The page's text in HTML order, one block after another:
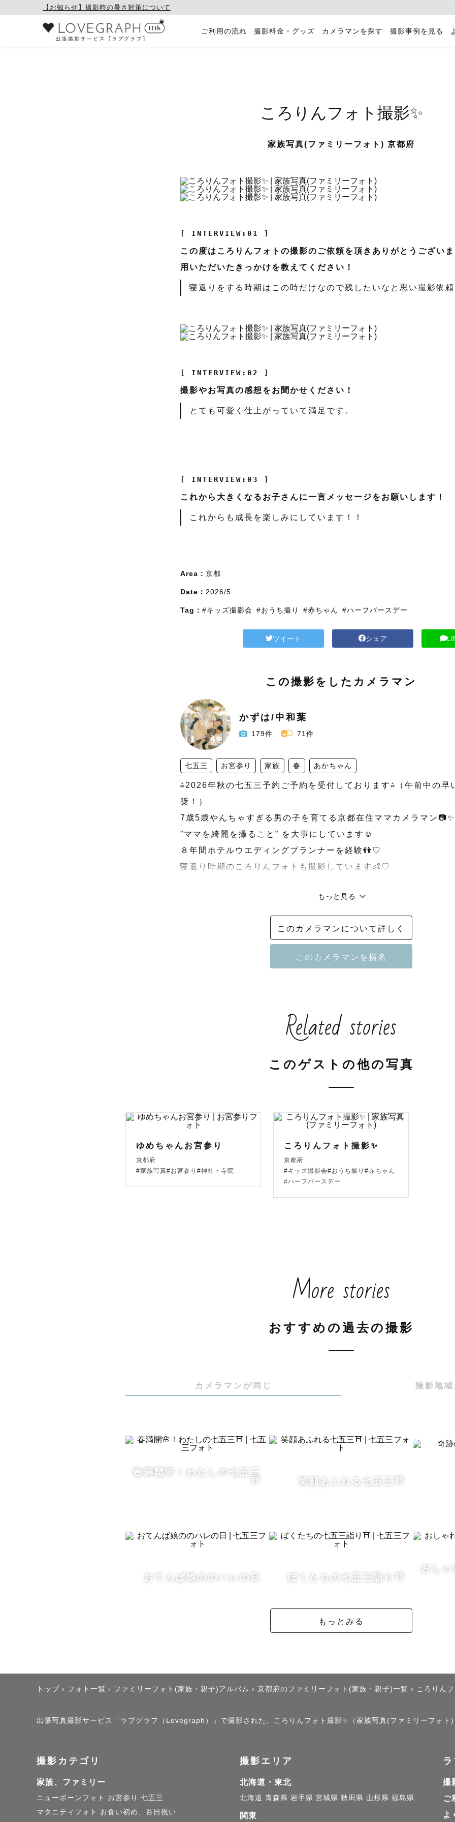
【お知らせ】撮影時の暑さ対策について
ご利用の流れ 撮影料金・グッズ カメラマンを探す 撮影事例を見る
ころりんフォト撮影✨
家族写真(ファミリーフォト) 京都府
[ INTERVIEW:01 ]
この度はころりんフォトの撮影のご依頼を頂きありがとうござい
用いただいたきっかけを教えてください！
寝返りをする時期はこの時だけなので残したいなと思い撮影依
[ INTERVIEW:02 ]
撮影やお写真の感想をお聞かせください！
とても可愛く仕上がっていて満足です。
[ INTERVIEW:03 ]
これから大きくなるお子さんに一言メッセージをお願いします！
これからも成長を楽しみにしています！！
Area： 京都
Date： 2026/5
Tag： #キッズ撮影会 #おうち撮り #赤ちゃん #ハーフバースデー
ツイート シェア
この撮影をしたカメラマン
かずは/中和葉
179件 71件
七五三 お宮参り 家族 春 あかちゃん
⁂2026年秋の七五三予約ご予約を受付しております⁂（午前中の早
奨！）
7歳5歳やんちゃすぎる男の子を育てる京都在住ママカメラマン📷✨
”ママを綺麗を撮ること” を大事にしています☺︎
８年間ホテルウエディングプランナーを経験👫♡
寝返り時期のころりんフォトも撮影しています👶♡
撮影に対する想いなどを下記に綴っています☺️
･.｡ ｡:* .･ﾟ.ﾟ･. ｡:* .･ﾟ.ﾟ･.  ｡:* .･ﾟ.ﾟ･.  ｡:* .･ﾟ.ﾟ･.  ｡:* .･ﾟ.ﾟ･.
関西ラブグラファーのかずはです🌿
大切な記念日や日常の幸せを一緒にカタチに残していきましょう☺️
っていきたいと思ってます！
いつ見返してもあったかい気持ちになるような思い出深い1枚1枚
影させていただきます！
＊撮影経験の多い京都の神社＊
で何卒ご了承くださいませ。
人に日々鍛えてもらっているので、
ぜひ、お宮参りや七五三の撮影をさせてください👘
泣いたって、イヤイヤしたって、恥ずかしがっても全然大丈夫！！
どうぞご安心してお任せください。"ありのままのいま” を残しま
どんなお子様もみんな違ってみんな良いのです☺️
着物を着てくれるかな？ちゃんと立ってくれるかな？グズらない
そして、当日。見事に不安は的中！
はちゃめちゃな写真になったのですが
みんな笑顔で満足そうな顔をしていて。。。
今でもその写真たちは宝物です。
もっと見る
このカメラマンについて詳しく
Related stories
このゲストの他の写真
ゆめちゃんお宮参り
京都府
#家族写真#お宮参り#神社・寺院
ころりんフォト撮影✨
京都府
#キッズ撮影会#おうち撮り#赤ちゃん
#ハーフバースデー
More stories
おすすめの過去の撮影
カメラマンが同じ 撮影地
春満開🌸！わたしの七五三
⛩️
笑顔あふれる七五三⛩️
おてんば娘ののハレの日 ぼくたちの七五三詣り⛩️
おし
もっとみる
トップ › フォト一覧 › ファミリーフォト(家族・親子)アルバム › 京都府のファミリーフォト(家族・親子)一覧 › ころりん
出張写真撮影サービス「ラブグラフ（Lovegraph）」で撮影された、ころりんフォト撮影✨（家族写真(ファミリーフォト
撮影カテゴリ
家族、ファミリー
ニューボーンフォト お宮参り 七五三
マタニティフォト
お食い初め、百日祝い
撮影エリア
北海道・東北
北海道 青森県 岩手県 宮城県 秋田県 山形県 福島県
関東
撮
ご
よ